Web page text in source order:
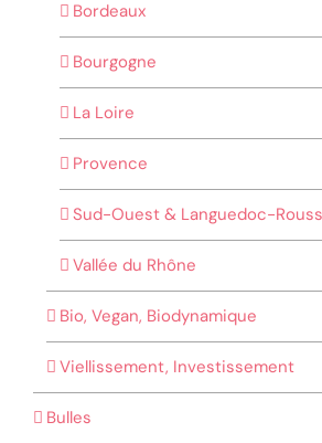
Bordeaux
Bourgogne
La Loire
Provence
Sud-Ouest & Languedoc-
Vallée du Rhône
Bio, Vegan, Biodynamique
Viellissement, Investissement
Bulles